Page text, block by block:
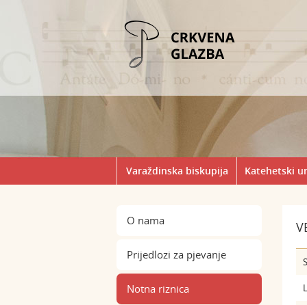
Varaždinska biskupija Katehetski
O nama
Prijedlozi za pjevanje
Notna riznica